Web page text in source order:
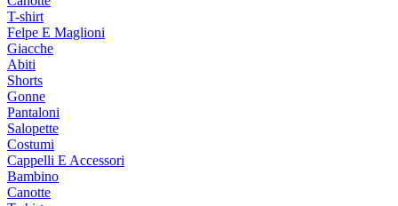
T-shirt
Felpe E Maglioni
Giacche
Abiti
Shorts
Gonne
Pantaloni
Salopette
Costumi
Cappelli E Accessori
Bambino
Canotte